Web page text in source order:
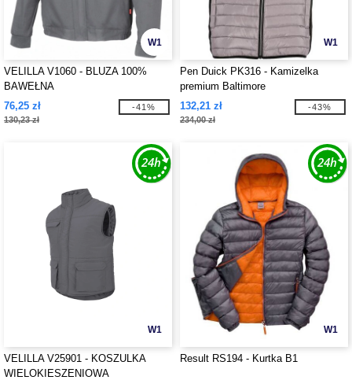
W1
VELILLA V1060 - BLUZA 100%
BAWEŁNA
76,25 zł
130,23 zł
-41%
W1
Pen Duick PK316 - Kamizelka
premium Baltimore
132,21 zł
234,00 zł
-43%
W1
VELILLA V25901 - KOSZULKA
WIELOKIESZENIOWA
W1
Result RS194 - Kurtka B1